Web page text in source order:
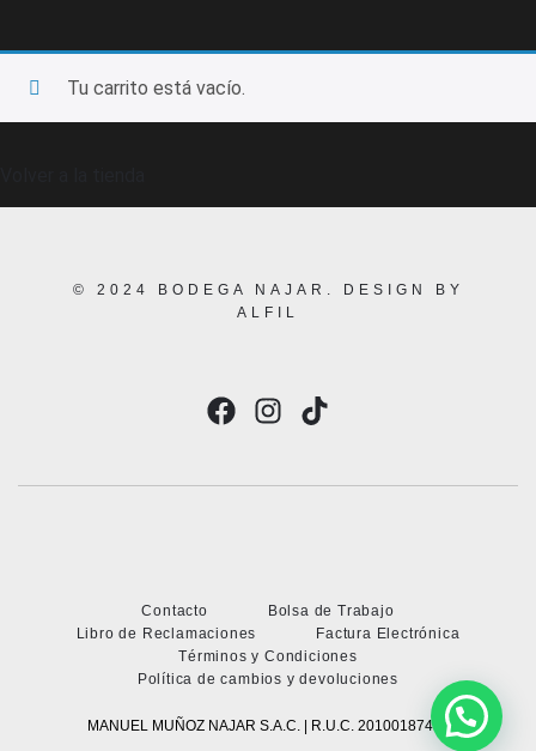
Tu carrito está vacío.
© 2024 BODEGA NAJAR. DESIGN BY
ALFIL
Contacto
Bolsa de Trabajo
Libro de Reclamaciones
Factura Electrónica
Términos y Condiciones
Política de cambios y devoluciones
MANUEL MUÑOZ NAJAR S.A.C. | R.U.C. 20100187494